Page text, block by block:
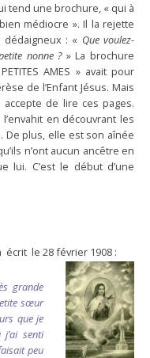
tend une brochure, « qui à
médiocre ». Il la rejette
: « Que voulez-
nonne ?» La brochure
AMES » avait pour
de l’Enfant Jésus. Mais
de lire ces pages.
en découvrant les
De plus, elle est son aînée
n’ont aucun ancêtre en
lui. C’est le début d’une
le 28 février 1908 :
grande
sœur
que je
senti
peu